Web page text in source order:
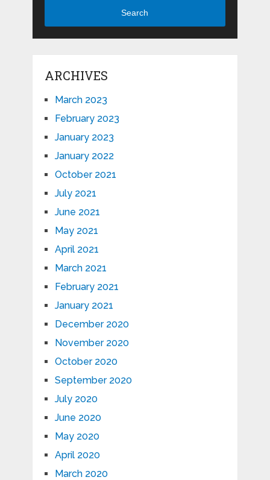
Search
ARCHIVES
March 2023
February 2023
January 2023
January 2022
October 2021
July 2021
June 2021
May 2021
April 2021
March 2021
February 2021
January 2021
December 2020
November 2020
October 2020
September 2020
July 2020
June 2020
May 2020
April 2020
March 2020